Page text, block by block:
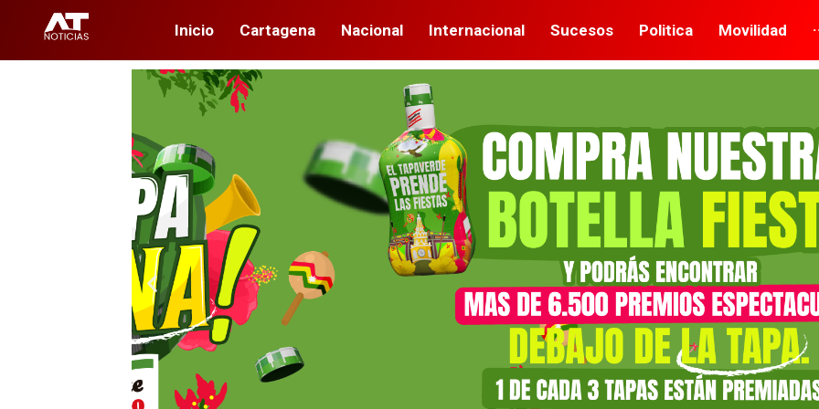
Inicio Cartagena Nacional Internacional Sucesos Politica Movilidad